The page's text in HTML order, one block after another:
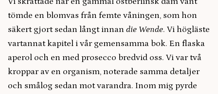
tömde en blomvas från femte våningen, som hon
säkert gjort sedan långt innan die Wende. Vi högläste
vartannat kapitel i vår gemensamma bok. En flaska
aperol och en med prosecco bredvid oss. Vi var två
kroppar av en organism, noterade samma detaljer
och smålog sedan mot varandra. Inom mig pyrde